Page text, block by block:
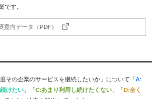
です。
意向データ（PDF）
その企業のサービスを継続したいか」について「A:
けたい 」「C:あまり利用し続けたくない 」「D:全く